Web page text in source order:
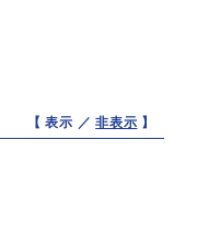
【 表示 ／非表示 】